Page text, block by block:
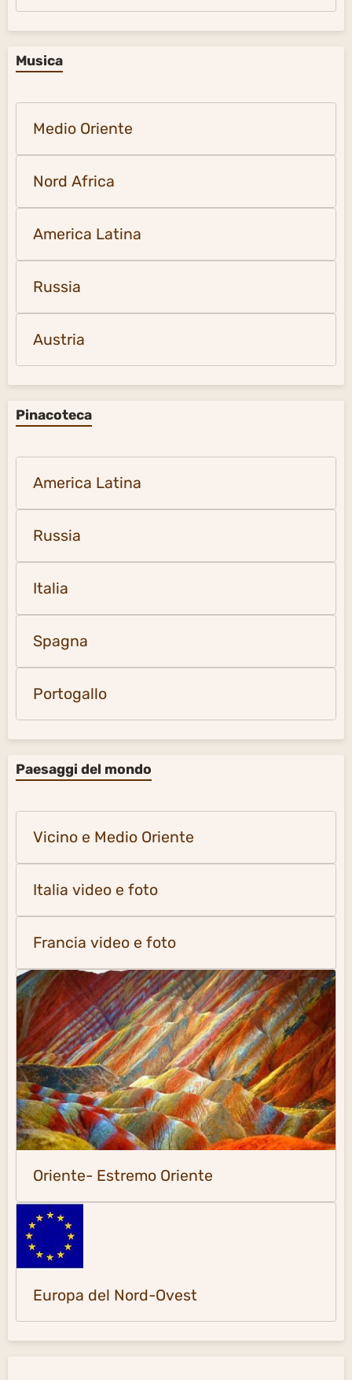
Musica
Medio Oriente
Nord Africa
America Latina
Russia
Austria
Pinacoteca
America Latina
Russia
Italia
Spagna
Portogallo
Paesaggi del mondo
Vicino e Medio Oriente
Italia video e foto
Francia video e foto
Oriente- Estremo Oriente
Europa del Nord-Ovest